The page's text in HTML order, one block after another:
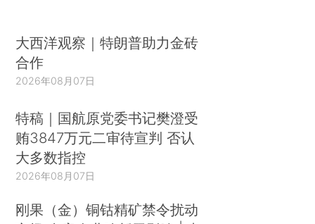
大西洋观察｜特朗普助力金砖
合作
2026年08月07日
特稿｜国航原党委书记樊澄受
贿3847万元二审待宣判 否认
大多数指控
2026年08月07日
刚果（金）铜钴精矿禁令扰动